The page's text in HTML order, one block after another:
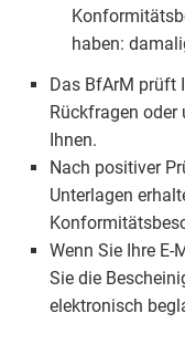
haben:
Das BfArM prüft
Rückfragen oder
Ihnen.
Nach positiver
Unterlagen
Wenn Sie Ihre
Sie die
elektronisch